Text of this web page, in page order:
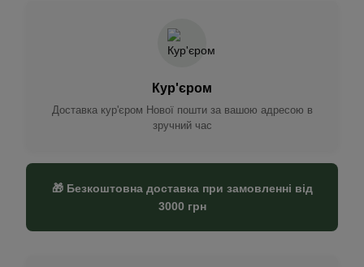
Кур'єром
Доставка кур'єром Нової пошти за вашою адресою в
зручний час
🎁 Безкоштовна доставка при замовленні від
3000 грн